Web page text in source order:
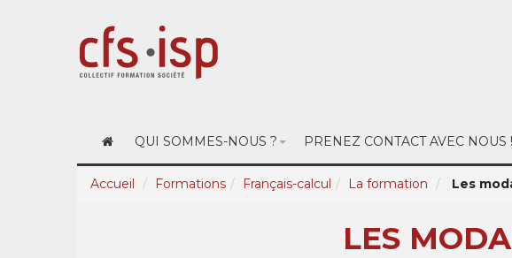
QUI SOMMES-NOUS ? PRENEZ CONTACT AVEC NOUS !
Accueil Formations Français-calcul La formation Les
LES